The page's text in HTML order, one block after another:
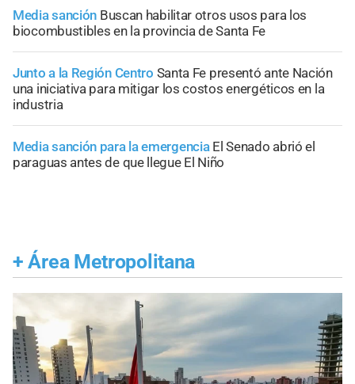
Media sanción Buscan habilitar otros usos para los
biocombustibles en la provincia de Santa Fe
Junto a la Región Centro Santa Fe presentó ante Nación
una iniciativa para mitigar los costos energéticos en la
industria
Media sanción para la emergencia El Senado abrió el
paraguas antes de que llegue El Niño
+ Área Metropolitana